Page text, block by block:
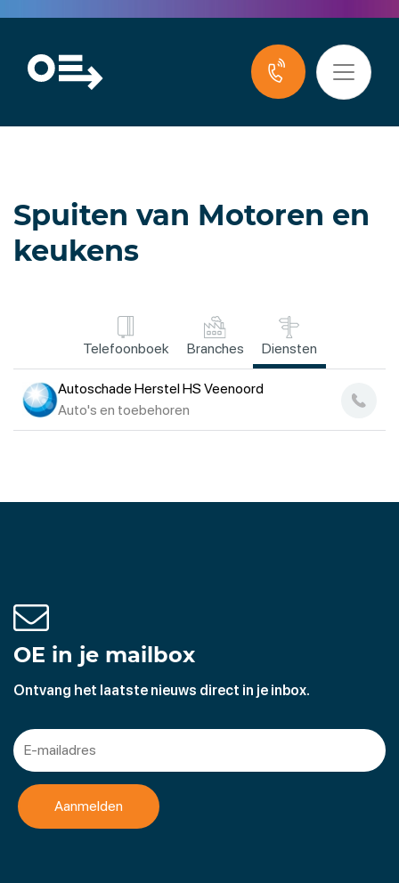
Spuiten van Motoren en
keukens
Telefoonboek Branches Diensten
Autoschade Herstel HS Veenoord
Auto's en toebehoren
OE in je mailbox
Ontvang het laatste nieuws direct in je inbox.